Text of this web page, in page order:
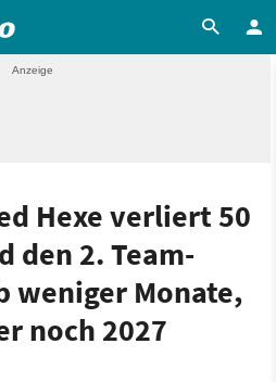
Hexe verliert 50
den 2. Team-
weniger Monate,
noch 2027